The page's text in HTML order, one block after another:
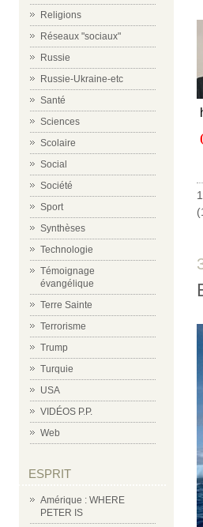
Religions
Réseaux "sociaux"
Russie
Russie-Ukraine-etc
Santé
Sciences
Scolaire
Social
Société
Sport
Synthèses
Technologie
Témoignage
évangélique
Terre Sainte
Terrorisme
Trump
Turquie
USA
VIDÉOS P.P.
Web
ESPRIT
Amérique : WHERE
PETER IS